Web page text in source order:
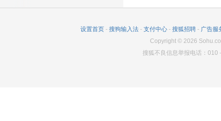
338
1
417
25
设置首页 - 搜狗输入法 - 支付中心 - 搜狐招聘 - 广告服
Copyright© 2026
搜狐不良信息举报电话：010